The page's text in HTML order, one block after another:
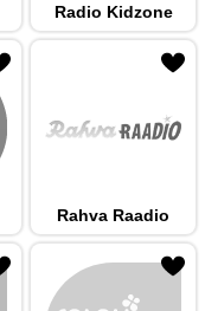
Radio Kidzone
Rahva Raadio